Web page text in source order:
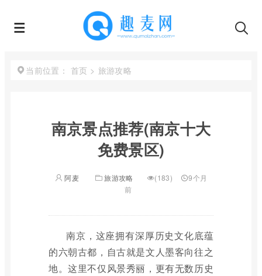
当前位置： 首页 > 旅游攻略
南京景点推荐(南京十大
免费景区)
阿麦 旅游攻略 (183)
9个月
前
南京，这座拥有深厚历史文化底蕴
的六朝古都，自古就是文人墨客向往之
地。这里不仅风景秀丽，更有无数历史